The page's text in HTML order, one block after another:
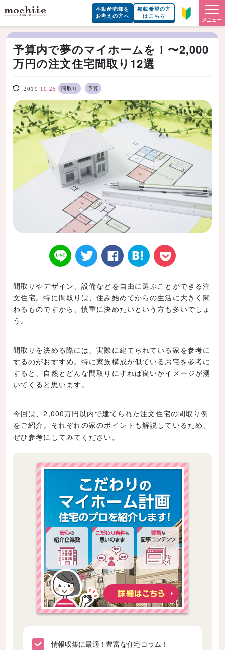
不動産売却を
お考えの方へ
掲載希望の方
はこちら
メニュー
予算内で夢のマイホームを！〜2,000
万円の注文住宅間取り12選
2019. 10.25 間取り 予算
LINE Twitt
er
Face
book
はてなブ
ックマー
ク
Poke
t
間取りやデザイン、設備などを自由に選ぶことができる注
文住宅。特に間取りは、住み始めてからの生活に大きく関
わるものですから、慎重に決めたいという方も多いでしょ
う。
間取りを決める際には、実際に建てられている家を参考に
するのがおすすめ。特に家族構成が似ているお宅を参考に
すると、自然とどんな間取りにすれば良いかイメージが湧
いてくると思います。
今回は、2,000万円以内で建てられた注文住宅の間取り例
をご紹介。それぞれの家のポイントも解説しているため、
ぜひ参考にしてみてください。
情報収集に最適！豊富な住宅コラム！